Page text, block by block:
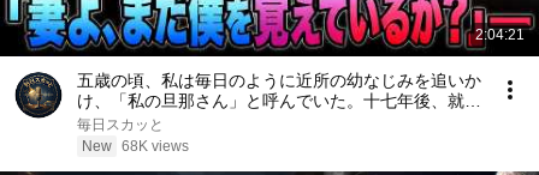
2:04:21
五歳の頃、私は毎日のように近所の幼なじみを追いか
け、「私の旦那さん」と呼んでいた。十七年後、就職
面接で社長室へ入ると、彼は私を見て微笑んだ。「妻
よ、まだ僕を覚えているか？」――
毎日スカッと
New 68K views